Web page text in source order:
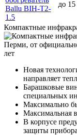
Ballu BIH-T2-
1.5
до 15
Компактные
Новая
направляет
Барашковые
специальных
Максимально
Максимальная
В корпусе
защиты